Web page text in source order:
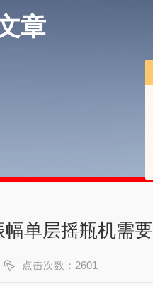
章
单层摇瓶机需
点击次数：2601